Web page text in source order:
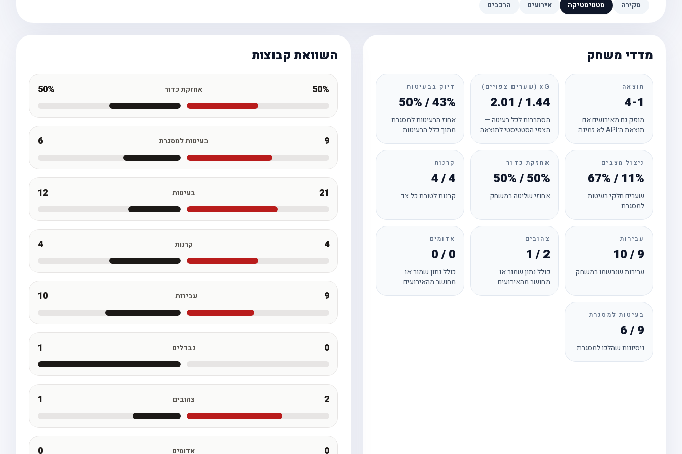
סקירה סטטיסטיקה אירועים הרכבים
מדדי משחק
תוצאה
4-1
מופק גם מאירועים אם
תוצאת ה־API לא זמינה
xG (שערים צפויים)
2.01 / 1.44
הסתברות לכל בעיטה —
הצפי הסטטיסטי לתוצאה
דיוק בבעיטות
50% / 43%
אחוז הבעיטות למסגרת
מתוך כלל הבעיטות
ניצול מצבים
67% / 11%
שערים חלקי בעיטות
למסגרת
אחזקת כדור
50% / 50%
אחוזי שליטה במשחק
קרנות
4 / 4
קרנות לטובת כל צד
עבירות
10 / 9
עבירות שנרשמו במשחק
צהובים
1 / 2
כולל נתון שמור או
מחושב מהאירועים
אדומים
0 / 0
כולל נתון שמור או
מחושב מהאירועים
בעיטות למסגרת
6 / 9
ניסיונות שהלכו למסגרת
השוואת קבוצות
50% אחזקת כדור 50%
9 בעיטות למסגרת 6
21 בעיטות 12
4 קרנות 4
9 עבירות 10
0 נבדלים 1
2 צהובים 1
0 אדומים 0